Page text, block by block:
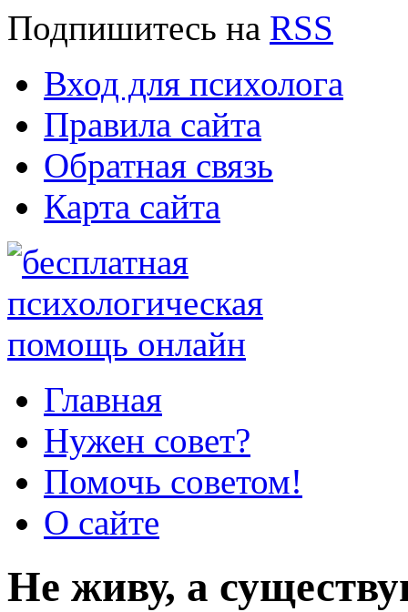
Подпишитесь на RSS
Вход для психолога
Правила сайта
Обратная связь
Карта сайта
Главная
Нужен совет?
Помочь советом!
О сайте
Не живу, а